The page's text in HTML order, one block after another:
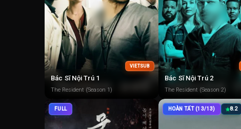
VIETSUB
Bác Sĩ Nội Trú 1
The Resident (Season 1)
Bác Sĩ Nội Trú 2
The Resident (Season 2)
FULL HOÀN TẤT (13/13) 8.2